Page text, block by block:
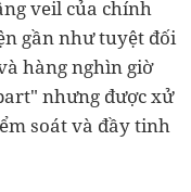
veil của chính
gần như tuyệt đối
hàng nghìn giờ
nhưng được xử
soát và đầy tinh